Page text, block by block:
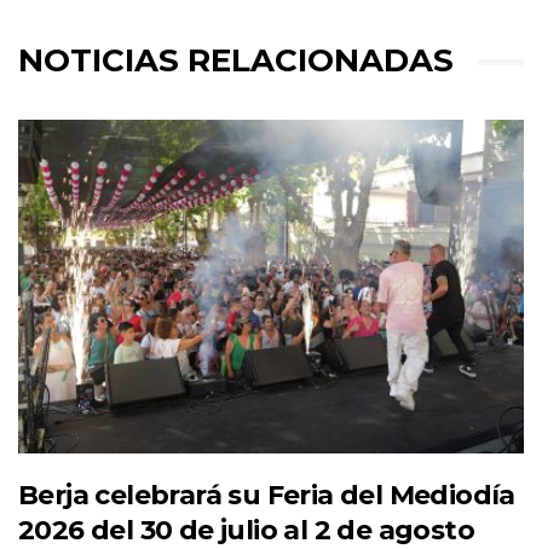
NOTICIAS RELACIONADAS
Berja celebrará su Feria del Mediodía
2026 del 30 de julio al 2 de agosto